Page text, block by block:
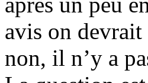
avis on devrait
non, il n’y a